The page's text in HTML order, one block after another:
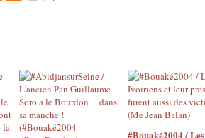
#Bouaké2004 / Les